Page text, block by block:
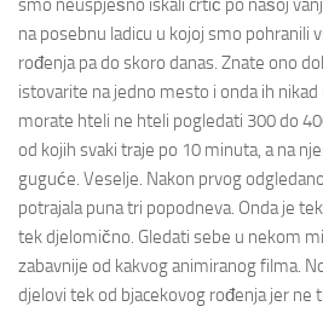
smo neuspješno iskali crtić po našoj
na posebnu ladicu u kojoj smo pohranili
rođenja pa do skoro danas. Znate ono
istovarite na jedno mesto i onda ih
morate hteli ne hteli pogledati 300 do
od kojih svaki traje po 10 minuta, a na
guguće. Veselje. Nakon prvog
potrajala puna tri popodneva. Onda je
tek djelomično. Gledati sebe u nekom
zabavnije od kakvog animiranog filma.
djelovi tek od bjacekovog rođenja jer ne